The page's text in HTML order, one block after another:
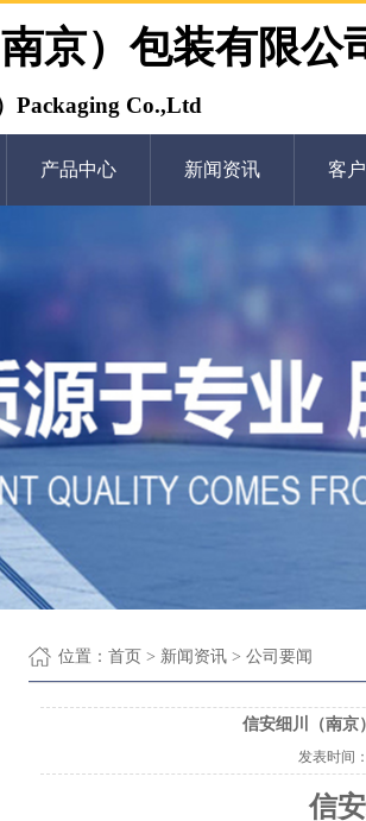
京）包装有限公
Packaging Co.,Ltd
产品中心 新闻资讯 客
位置： 首页 > 新闻资讯 > 公司要闻
信安细川（南京
发表时间：
信